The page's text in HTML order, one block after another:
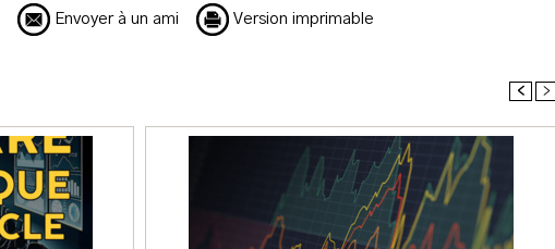
Envoyer à un ami Version imprimable
< >